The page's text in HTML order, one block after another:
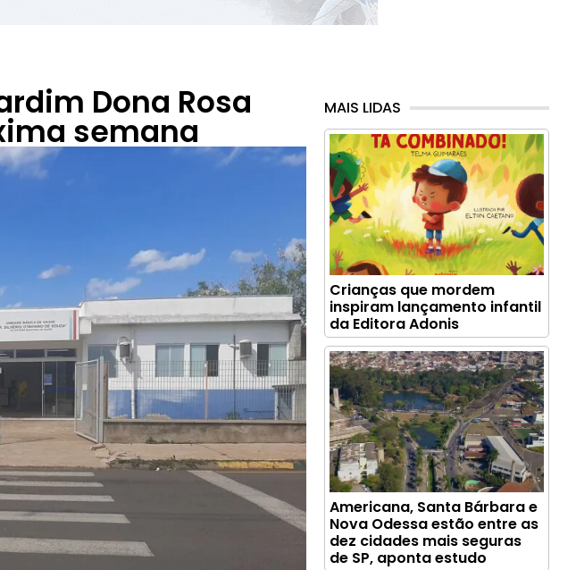
Dona Rosa
semana
MAIS LIDAS
Crianças que mordem
inspiram lançamento infantil
da Editora Adonis
Americana, Santa Bárbara e
Nova Odessa estão entre as
dez cidades mais seguras
de SP, aponta estudo